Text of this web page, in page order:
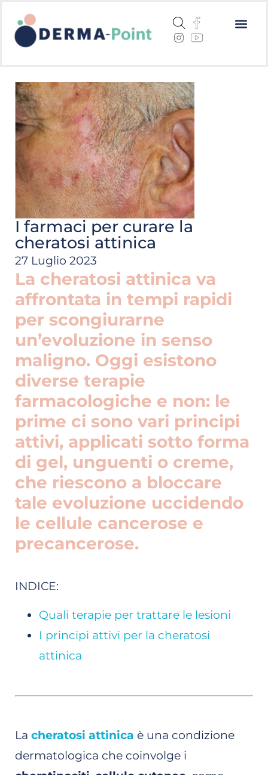
I farmaci per curare la
cheratosi attinica
27 Luglio 2023
La cheratosi attinica va
affrontata in tempi rapidi
per scongiurarne
un’evoluzione in senso
maligno. Oggi esistono
diverse terapie
farmacologiche e non: le
prime ci sono vari principi
attivi, applicati sotto forma
di gel, unguenti o creme,
che riescono a bloccare
tale evoluzione uccidendo
le cellule cancerose e
precancerose.
INDICE:
Quali terapie per trattare le lesioni
I principi attivi per la cheratosi
attinica
La cheratosi attinica è una condizione
dermatologica che coinvolge i